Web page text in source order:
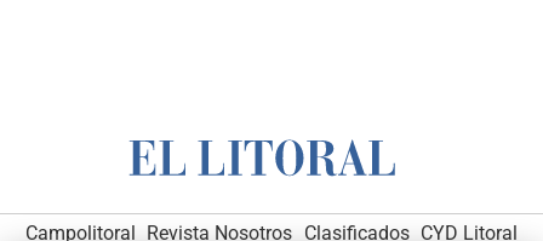
Campolitoral Revista Nosotros Clasificados CYD Litoral